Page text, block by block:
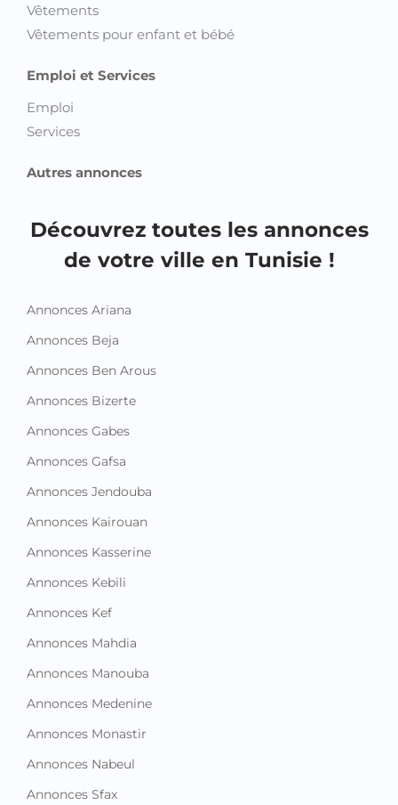
Vêtements
Vêtements pour enfant et bébé
Emploi et Services
Emploi
Services
Autres annonces
Découvrez toutes les annonces
de votre ville en Tunisie !
Annonces Ariana
Annonces Beja
Annonces Ben Arous
Annonces Bizerte
Annonces Gabes
Annonces Gafsa
Annonces Jendouba
Annonces Kairouan
Annonces Kasserine
Annonces Kebili
Annonces Kef
Annonces Mahdia
Annonces Manouba
Annonces Medenine
Annonces Monastir
Annonces Nabeul
Annonces Sfax